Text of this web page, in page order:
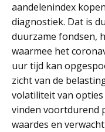
aandelenindex
diagnostiek. Dat is
duurzame fondsen,
waarmee het
uur tijd kan
zicht van de
volatiliteit van opties
vinden voortdurend
waardes en